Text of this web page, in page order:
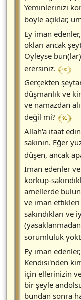
Yeminlerinizi
böyle açıklar,
Ey iman
okları ancak
Öyleyse
erersiniz. ﴾ 90 ﴿
Gerçekten
düşmanlık ve
ve namazdan
değil mi? ﴾ 91 ﴿
Allah'a itaat
sakının. Eğer
düşen, ancak
İman edenler
korkup-
amellerde
ve iman
sakındıkları
sorumluluk
Ey iman
Kendisi'nden
için ellerinizin
bir şeyle
bundan sonra